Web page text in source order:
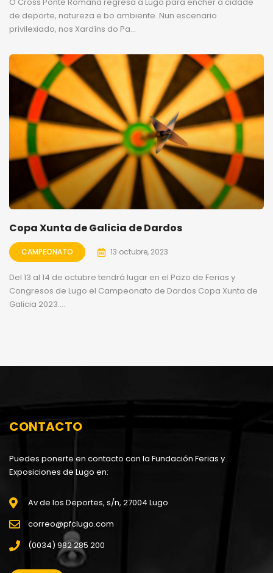
de deporte, natureza e bo ambiente. Nun escenario
privilexiado, nos Xardíns do Pa...
Copa Xunta de Galicia de Dardos
CAMPEONATO 13 octubre, 2023
Del 13 al 14 de octubre tendrá lugar en el Pazo de Ferias y
Congresos de Lugo el Campeonato de Dardos Copa Xunta de
Galicia 2023....
CONTACTO
Puedes ponerte en contacto con la Fundación Ferias y
Exposiciones de Lugo en:
Av de los Deportes, s/n, 27004 Lugo
correo@pfclugo.com
(0034) 982 285 200